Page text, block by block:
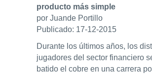
producto más simple
por Juande Portillo
Publicado: 17-12-2015
Durante los últimos años, los
jugadores del sector financiero
batido el cobre en una carrera